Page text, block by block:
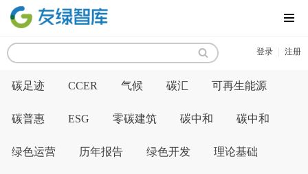
MENU
登录 注册
碳足迹 CCER 气候 碳汇 可再生能源
碳普惠 ESG 零碳建筑 碳中和 碳中和
绿色运营 历年报告 绿色开发 理论基础